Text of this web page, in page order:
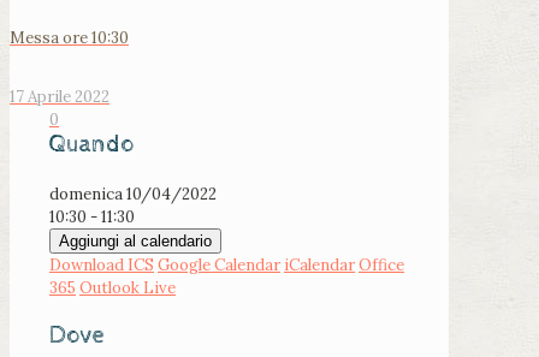
Messa ore 10:30
17 Aprile 2022
0
Quando
domenica 10/04/2022
10:30 - 11:30
Aggiungi al calendario
Download ICS Google Calendar iCalendarOffice
365 Outlook Live
Dove